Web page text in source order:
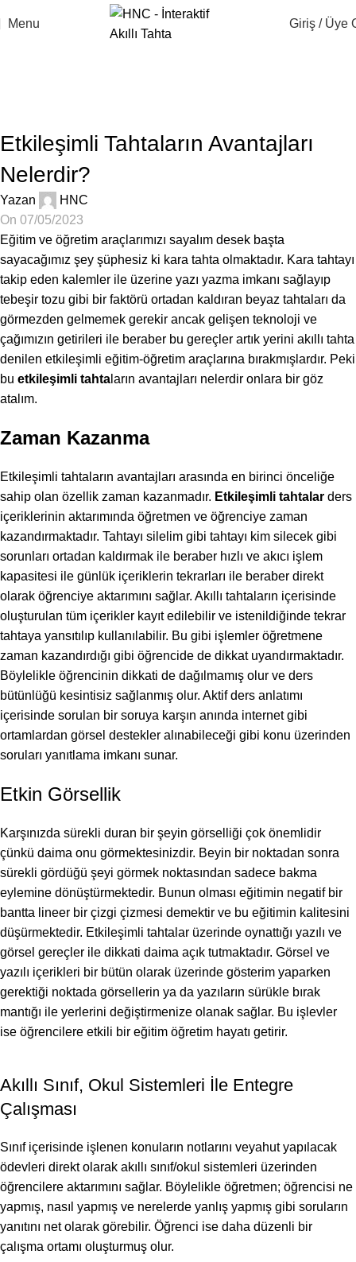
Menu Giriş / Üye
Etkileşimli Tahtaların Avantajları
Nelerdir?
Yazan
HNC
On 07/05/2023
Eğitim ve öğretim araçlarımızı sayalım desek başta
sayacağımız şey şüphesiz ki kara tahta olmaktadır. Kara tahtayı
takip eden kalemler ile üzerine yazı yazma imkanı sağlayıp
tebeşir tozu gibi bir faktörü ortadan kaldıran beyaz tahtaları da
görmezden gelmemek gerekir ancak gelişen teknoloji ve
çağımızın getirileri ile beraber bu gereçler artık yerini akıllı tahta
denilen etkileşimli eğitim-öğretim araçlarına bırakmışlardır. Peki
bu etkileşimli tahta ların avantajları nelerdir onlara bir göz
atalım.
Zaman Kazanma
Etkileşimli tahtaların avantajları arasında en birinci önceliğe
sahip olan özellik zaman kazanmadır. Etkileşimli tahtalar ders
içeriklerinin aktarımında öğretmen ve öğrenciye zaman
kazandırmaktadır. Tahtayı silelim gibi tahtayı kim silecek gibi
sorunları ortadan kaldırmak ile beraber hızlı ve akıcı işlem
kapasitesi ile günlük içeriklerin tekrarları ile beraber direkt
olarak öğrenciye aktarımını sağlar. Akıllı tahtaların içerisinde
oluşturulan tüm içerikler kayıt edilebilir ve istenildiğinde tekrar
tahtaya yansıtılıp kullanılabilir. Bu gibi işlemler öğretmene
zaman kazandırdığı gibi öğrencide de dikkat uyandırmaktadır.
Böylelikle öğrencinin dikkati de dağılmamış olur ve ders
bütünlüğü kesintisiz sağlanmış olur. Aktif ders anlatımı
içerisinde sorulan bir soruya karşın anında internet gibi
ortamlardan görsel destekler alınabileceği gibi konu üzerinden
soruları yanıtlama imkanı sunar.
Etkin Görsellik
Karşınızda sürekli duran bir şeyin görselliği çok önemlidir
çünkü daima onu görmektesinizdir. Beyin bir noktadan sonra
sürekli gördüğü şeyi görmek noktasından sadece bakma
eylemine dönüştürmektedir. Bunun olması eğitimin negatif bir
bantta lineer bir çizgi çizmesi demektir ve bu eğitimin kalitesini
düşürmektedir. Etkileşimli tahtalar üzerinde oynattığı yazılı ve
görsel gereçler ile dikkati daima açık tutmaktadır. Görsel ve
yazılı içerikleri bir bütün olarak üzerinde gösterim yaparken
gerektiği noktada görsellerin ya da yazıların sürükle bırak
mantığı ile yerlerini değiştirmenize olanak sağlar. Bu işlevler
ise öğrencilere etkili bir eğitim öğretim hayatı getirir.
Akıllı Sınıf, Okul Sistemleri İle Entegre
Çalışması
Sınıf içerisinde işlenen konuların notlarını veyahut yapılacak
ödevleri direkt olarak akıllı sınıf/okul sistemleri üzerinden
öğrencilere aktarımını sağlar. Böylelikle öğretmen; öğrencisi ne
yapmış, nasıl yapmış ve nerelerde yanlış yapmış gibi soruların
yanıtını net olarak görebilir. Öğrenci ise daha düzenli bir
çalışma ortamı oluşturmuş olur.